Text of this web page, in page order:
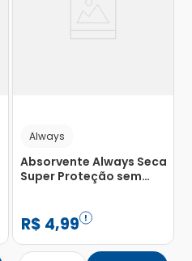
Always
Absorvente Always Seca
Super Proteção sem
R$ 4,99